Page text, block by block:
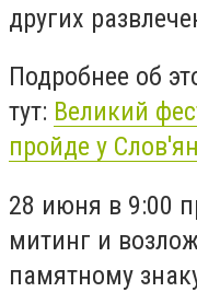
других
Подробнее об
тут: Великий
пройде у
28 июня в 9:00
митинг и
памятному